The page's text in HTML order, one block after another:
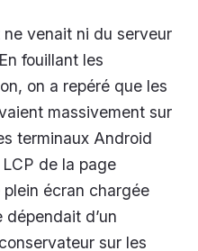
ne venait ni du serveur
fouillant les
on a repéré que les
massivement sur
terminaux Android
de la page
écran chargée
d’un
sur les